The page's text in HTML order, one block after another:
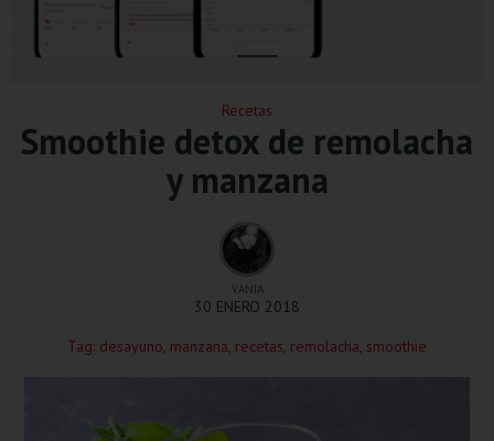
Recetas
Smoothie detox de remolacha
y manzana
VANIA
30 ENERO 2018
Tag: desayuno, manzana, recetas, remolacha, smoothie